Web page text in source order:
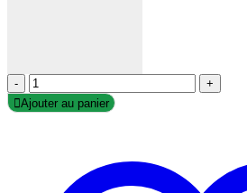
-
+
Ajouter au panier